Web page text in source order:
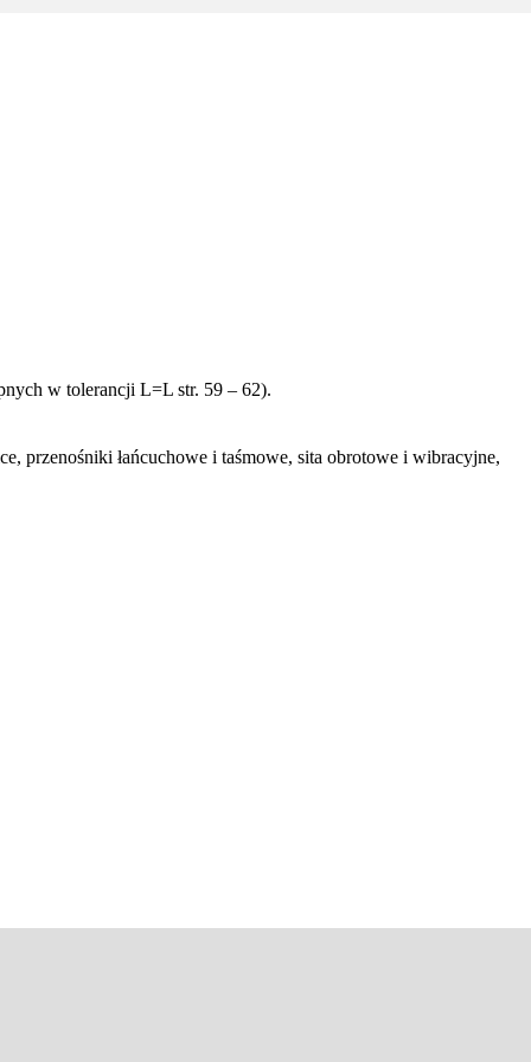
w tolerancji L=L str. 59 – 62).
przenośniki łańcuchowe i taśmowe, sita obrotowe i wibracyjne,